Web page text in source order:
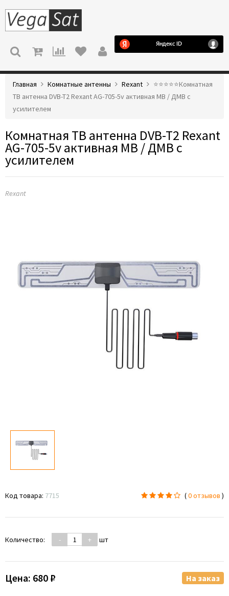
МЕНЮ
Главная Комнатные антенны Rexant
⭐️⭐️⭐️⭐️⭐️Комнатная
ТВ антенна DVB-T2 Rexant AG-705-5v активная МВ / ДМВ с
усилителем
Комнатная ТВ антенна DVB-T2 Rexant
AG-705-5v активная МВ / ДМВ с
усилителем
Rexant
Код товара: 7715 (0 отзывов )
Количество: - + шт
Цена: 680 ₽ На заказ